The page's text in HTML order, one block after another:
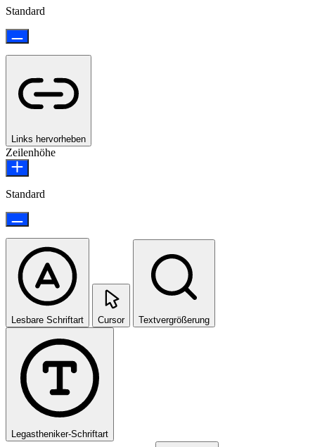
Standard
Links hervorheben
Zeilenhöhe
Standard
Lesbare Schriftart Cursor Textvergrößerung
Legastheniker-Schriftart